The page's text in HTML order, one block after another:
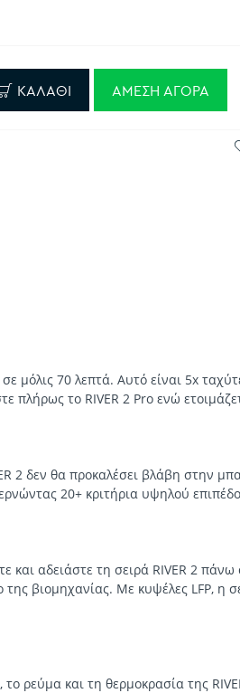
ΚΑΛΆΘΙ ΆΜΕΣΗ ΑΓΟΡΆ
μόλις 70 λεπτά. Αυτό είναι 5x
πλήρως το RIVER 2 Pro ενώ
2 δεν θα προκαλέσει βλάβη στην
20+ κριτήρια υψηλού
και αδειάστε τη σειρά RIVER 2
βιομηχανίας. Με κυψέλες LFP, η
ρεύμα και τη θερμοκρασία της